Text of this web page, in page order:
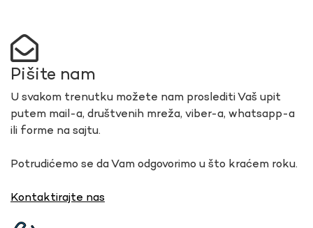
Pišite nam
U svakom trenutku možete nam proslediti Vaš upit
putem mail-a, društvenih mreža, viber-a, whatsapp-a
ili forme na sajtu.
Potrudićemo se da Vam odgovorimo u što kraćem roku.
Kontaktirajte nas